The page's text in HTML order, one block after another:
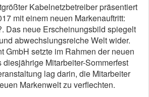
Kabelnetzbetreiber präsentiert
mit einem neuen Markenauftritt:
Das neue Erscheinungsbild spiegelt
abwechslungsreiche Welt wider.
GmbH setzte im Rahmen der neuen
diesjährige Mitarbeiter-Sommerfest
lag darin, die Mitarbeiter
Markenwelt zu verflechten.